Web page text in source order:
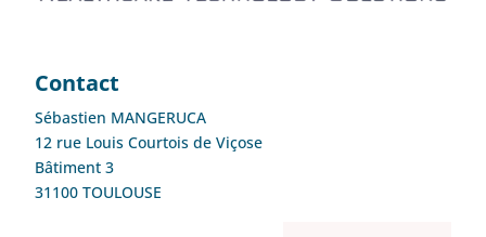
Contact
Sébastien MANGERUCA
12 rue Louis Courtois de Viçose
Bâtiment 3
31100 TOULOUSE